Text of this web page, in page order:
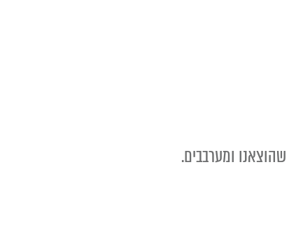
שהוצאנו ומערבבים.